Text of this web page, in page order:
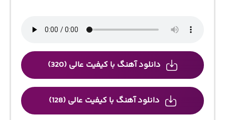
دانلود آهنگ با کیفیت عالی (320)
دانلود آهنگ با کیفیت عالی (128)